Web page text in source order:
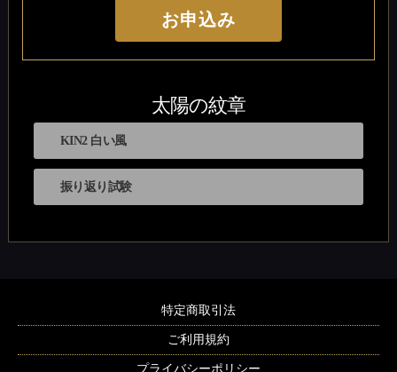
お申込み
太陽の紋章
KIN2 白い風
振り返り試験
特定商取引法
ご利用規約
プライバシーポリシー